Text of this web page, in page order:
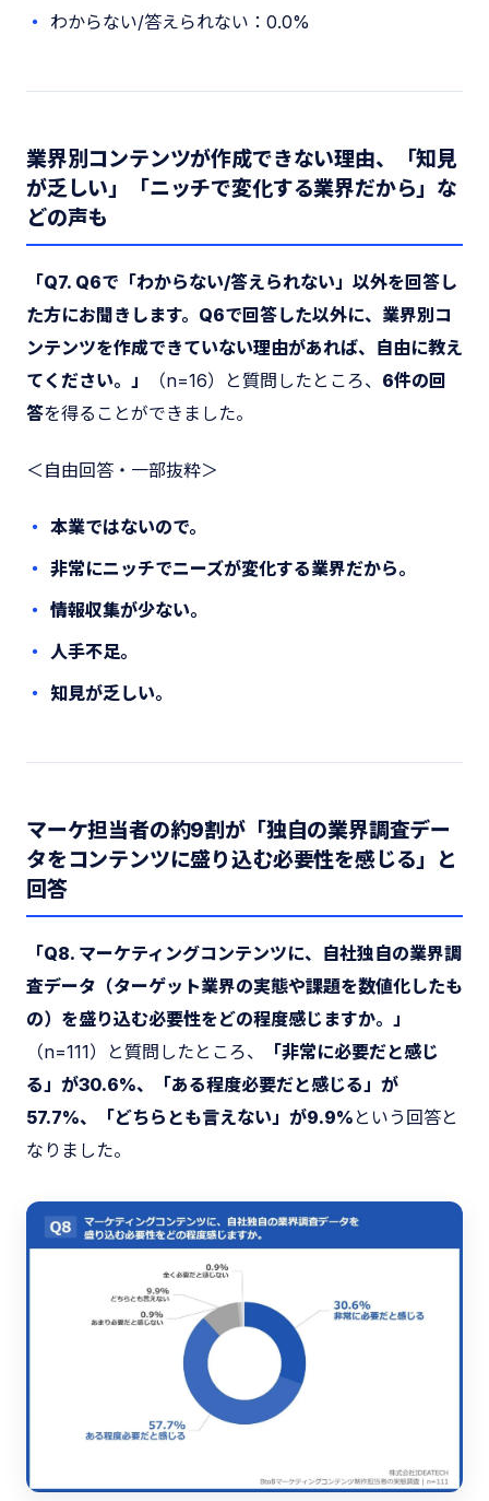
わからない/答えられない：0.0%
業界別コンテンツが作成できない理由、「知見
が乏しい」「ニッチで変化する業界だから」な
どの声も
「Q7. Q6で「わからない/答えられない」以外を回答し
た方にお聞きします。Q6で回答した以外に、業界別コ
ンテンツを作成できていない理由があれば、自由に教え
てください。」
（n=16）と質問したところ、 6件の回
答を得ることができました。
＜自由回答・一部抜粋＞
本業ではないので。
非常にニッチでニーズが変化する業界だから。
情報収集が少ない。
人手不足。
知見が乏しい。
マーケ担当者の約9割が「独自の業界調査デー
タをコンテンツに盛り込む必要性を感じる」と
回答
「Q8. マーケティングコンテンツに、自社独自の業界調
査データ（ターゲット業界の実態や課題を数値化したも
の）を盛り込む必要性をどの程度感じますか。」
（n=111）と質問したところ、
「非常に必要だと感じ
る」が30.6%、「ある程度必要だと感じる」が
57.7%、「どちらとも言えない」が9.9% という回答と
なりました。